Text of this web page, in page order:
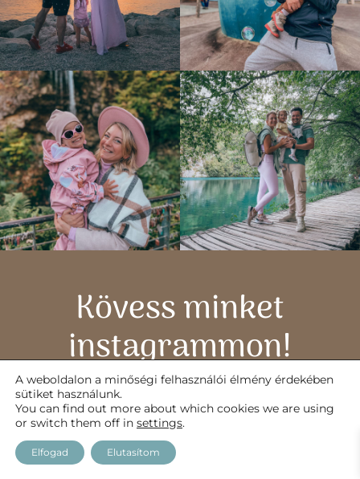
Kövess minket
instagrammon!
@justdiariestravel
A weboldalon a minőségi felhasználói élmény érdekében
sütiket használunk.
You can find out more about which cookies we are using
or switch them off in settings.
Elfogad Elutasítom